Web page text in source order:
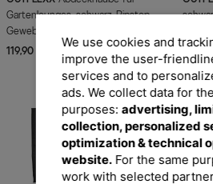
Gartenlounges, schwarz, Ripstop-
Gewebe/Polyester, 249 x 249 x 70
cm, wasserabweisend, UV-Schutz
119,90 € UVP 289,90 €
155
UV-
99,90
We use cookies and
improve the user-
services and to
ads. We collect data for
purposes: advertising,
collection, personalized
optimization & technical
website.For the same
work with selected